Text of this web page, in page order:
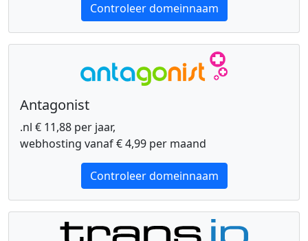
Controleer domeinnaam
Antagonist
.nl € 11,88 per jaar,
webhosting vanaf € 4,99 per maand
Controleer domeinnaam